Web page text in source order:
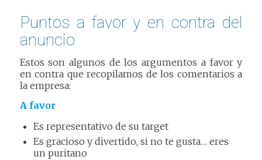
Puntos a favor y en contra del
anuncio
Estos son algunos de los argumentos a favor y
en contra que recopilamos de los comentarios a
la empresa:
A favor
Es representativo de su target
Es gracioso y divertido, si no te gusta… eres
un puritano